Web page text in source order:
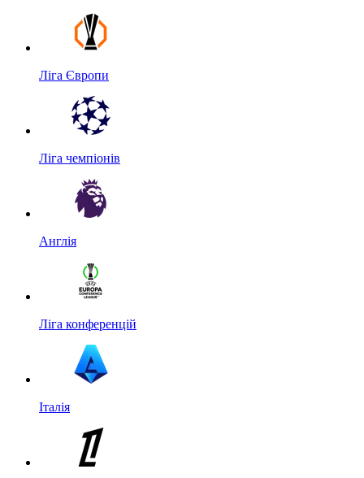
Ліга Європи
Ліга чемпіонів
Англія
Ліга конференцій
Італія